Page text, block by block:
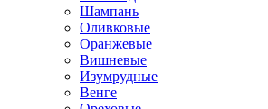
Шампань
Оливковые
Оранжевые
Вишневые
Изумрудные
Венге